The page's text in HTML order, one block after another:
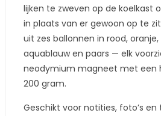
lijken te zweven op de koelkast
in plaats van er gewoon op te
uit zes ballonnen in rood, oranje,
aquablauw en paars — elk
neodymium magneet met een
200 gram.
Geschikt voor notities, foto’s